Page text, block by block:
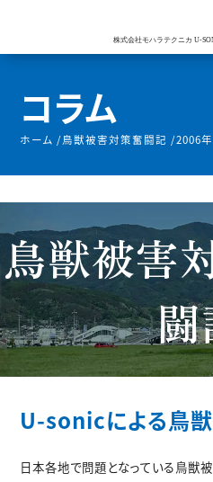
コラム
ホーム /鳥獣被害対策奮闘記 /2006年
鳥獣被害
U-sonicによる鳥
日本各地で問題となっている鳥獣